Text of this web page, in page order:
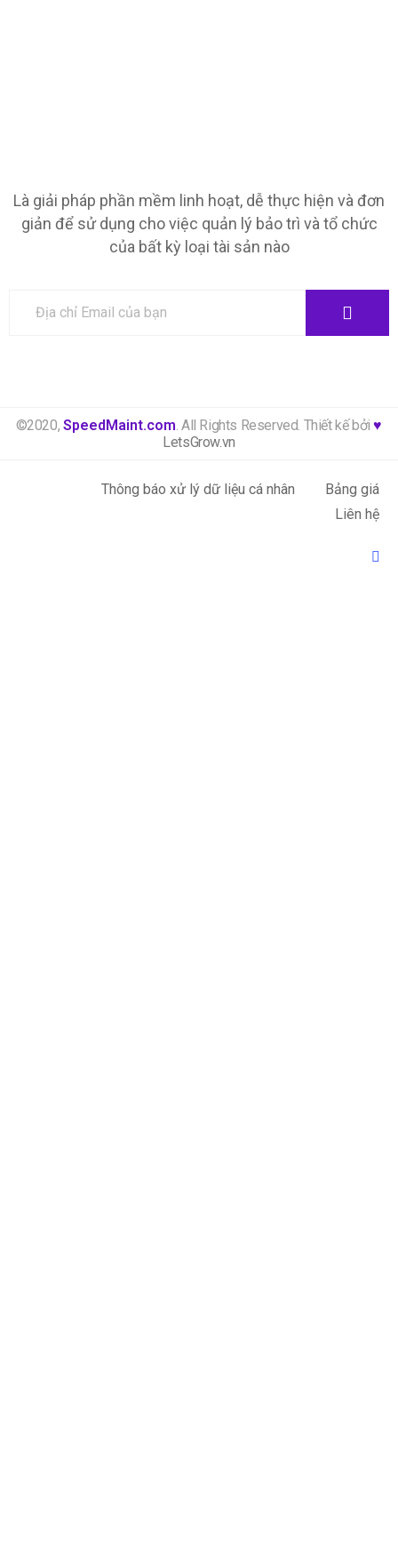
Là giải pháp phần mềm linh hoạt, dễ thực hiện và đơn
giản để sử dụng cho việc quản lý bảo trì và tổ chức
của bất kỳ loại tài sản nào
©2020, SpeedMaint.com. All Rights Reserved. Thiết kế bởi♥
LetsGrow.vn
Thông báo xử lý dữ liệu cá nhân
Bảng giá
Liên hệ